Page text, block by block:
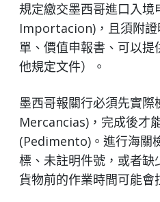
規定繳交墨西哥進口入
Importacion)，且須附證
單、價值申報書、可以
他規定文件）。
墨西哥報關行必須先實
Mercancias)，完成後才
(Pedimento)。進行海關
標、未註明件號，或者
貨物前的作業時間可能會